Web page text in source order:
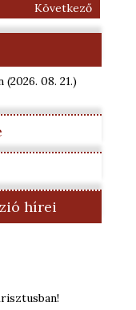
Következő
(2026. 08. 21.)
hírei